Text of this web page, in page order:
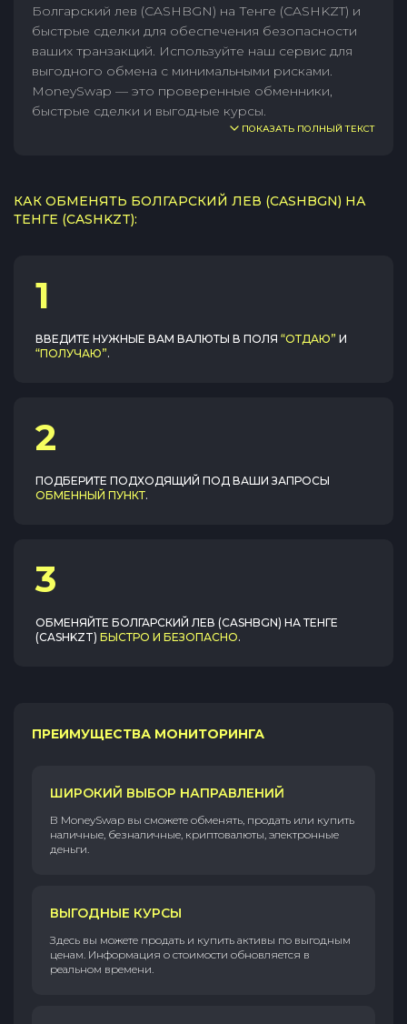
Болгарский лев (CASHBGN) на Тенге (CASHKZT) и
быстрые сделки для обеспечения безопасности
ваших транзакций. Используйте наш сервис для
выгодного обмена с минимальными рисками.
MoneySwap — это проверенные обменники,
быстрые сделки и выгодные курсы.
ПОКАЗАТЬ ПОЛНЫЙ ТЕКСТ
КАК ОБМЕНЯТЬ БОЛГАРСКИЙ ЛЕВ (CASHBGN) НА
ТЕНГЕ (CASHKZT):
1
ВВЕДИТЕ НУЖНЫЕ ВАМ ВАЛЮТЫ В ПОЛЯ “ОТДАЮ” И
“ПОЛУЧАЮ”.
2
ПОДБЕРИТЕ ПОДХОДЯЩИЙ ПОД ВАШИ ЗАПРОСЫ
ОБМЕННЫЙ ПУНКТ.
3
ОБМЕНЯЙТЕ БОЛГАРСКИЙ ЛЕВ (CASHBGN) НА ТЕНГЕ
(CASHKZT) БЫСТРО И БЕЗОПАСНО.
ПРЕИМУЩЕСТВА МОНИТОРИНГА
ШИРОКИЙ ВЫБОР НАПРАВЛЕНИЙ
В MoneySwap вы сможете обменять, продать или купить
наличные, безналичные, криптовалюты, электронные
деньги.
ВЫГОДНЫЕ КУРСЫ
Здесь вы можете продать и купить активы по выгодным
ценам. Информация о стоимости обновляется в
реальном времени.